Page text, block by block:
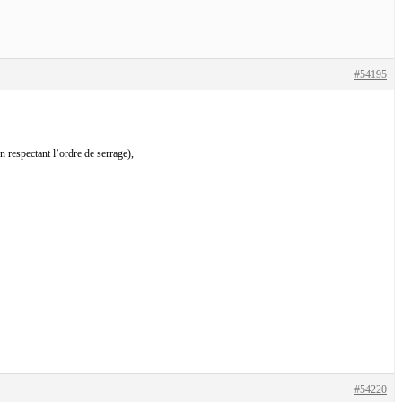
#54195
respectant l’ordre de serrage),
#54220